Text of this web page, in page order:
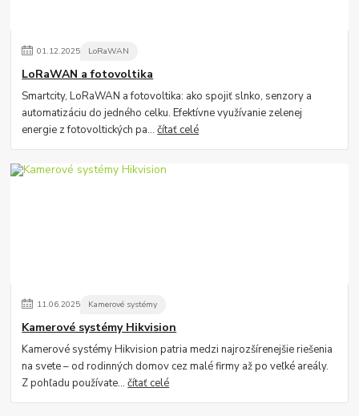
01.12.2025 LoRaWAN
LoRaWAN a fotovoltika
Smartcity, LoRaWAN a fotovoltika: ako spojiť slnko, senzory a
automatizáciu do jedného celku. Efektívne využívanie zelenej
energie z fotovoltických pa...čítať celé
11.06.2025 Kamerové systémy
Kamerové systémy Hikvision
Kamerové systémy Hikvision patria medzi najrozšírenejšie riešenia
na svete – od rodinných domov cez malé firmy až po veľké areály.
Z pohľadu používate...čítať celé